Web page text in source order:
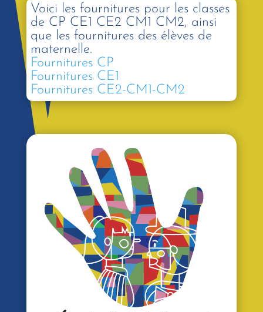
Voici les fournitures pour les classes
de CP CE1 CE2 CM1 CM2, ainsi
que les fournitures des élèves de
maternelle.
Fournitures CP
Fournitures CE1
Fournitures CE2-CM1-CM2